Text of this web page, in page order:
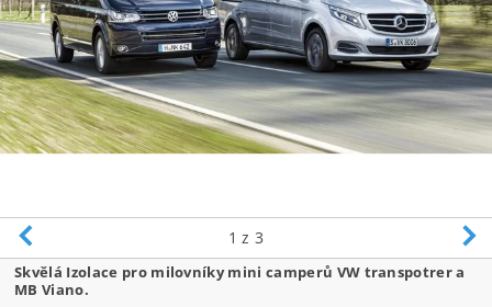
1 z 3
Skvělá Izolace pro milovníky mini camperů VW transpotrer a
MB Viano.